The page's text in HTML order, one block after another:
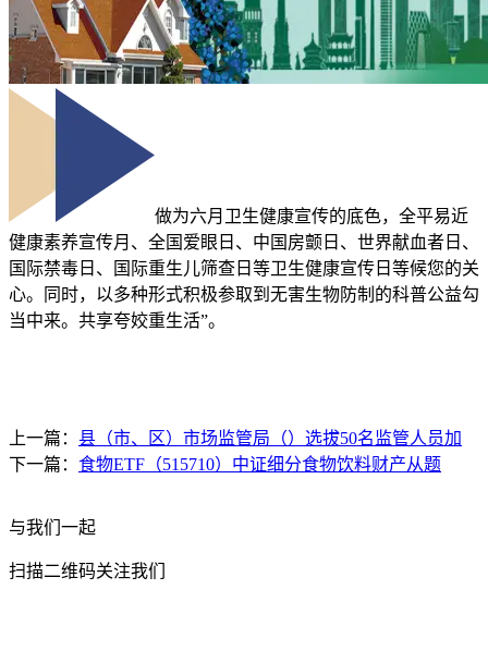
做为六月卫生健康宣传的底色，全平易近
健康素养宣传月、全国爱眼日、中国房颤日、世界献血者日、
国际禁毒日、国际重生儿筛查日等卫生健康宣传日等候您的关
心。同时，以多种形式积极参取到无害生物防制的科普公益勾
当中来。共享夸姣重生活”。
上一篇： 县（市、区）市场监管局（）选拔50名监管人员加
下一篇： 食物ETF（515710）中证细分食物饮料财产从题
与我们一起
扫描二维码关注我们